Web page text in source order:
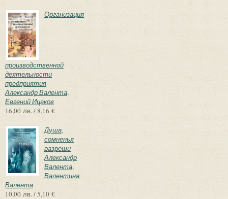
Организация
производственной
деятельности
предприятия
Александр Валента,
Евгений Ицаков
16,00 лв. / 8,16 €
Душа,
сомненья
разреши
Александр
Валента,
Валентина
Валента
10,00 лв. / 5,10 €